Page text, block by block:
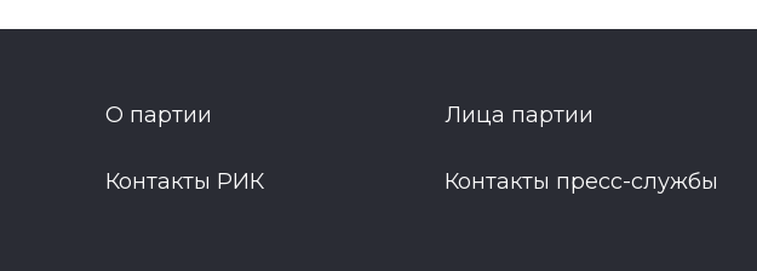
О партии Лица партии
Контакты РИК Контакты пресс-службы